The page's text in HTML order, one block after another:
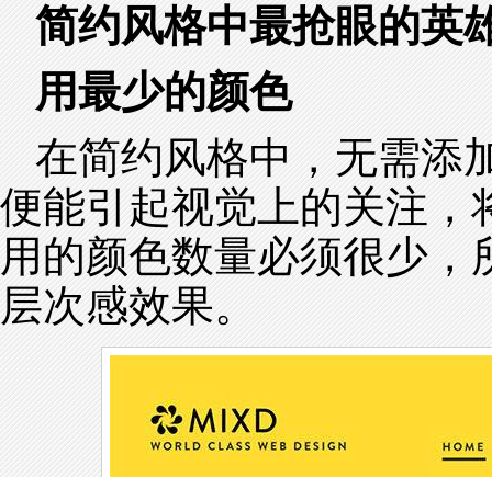
简约风格中最抢眼的英
用最少的颜色
在简约风格中，无需添
便能引起视觉上的关注，
用的颜色数量必须很少
层次感效果。